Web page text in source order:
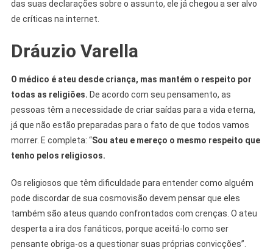
das suas declarações sobre o assunto, ele já chegou a ser alvo
de críticas na internet.
Dráuzio Varella
O médico é ateu desde criança, mas mantém o respeito por
todas as religiões. De acordo com seu pensamento, as
pessoas têm a necessidade de criar saídas para a vida eterna,
já que não estão preparadas para o fato de que todos vamos
morrer. E completa: “Sou ateu e mereço o mesmo respeito que
tenho pelos religiosos.
Os religiosos que têm dificuldade para entender como alguém
pode discordar de sua cosmovisão devem pensar que eles
também são ateus quando confrontados com crenças. O ateu
desperta a ira dos fanáticos, porque aceitá-lo como ser
pensante obriga-os a questionar suas próprias convicções”.